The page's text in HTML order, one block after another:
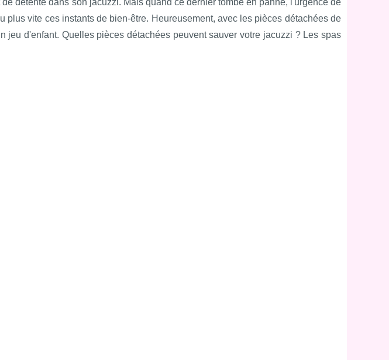
de détente dans son jacuzzi. Mais quand ce dernier tombe en panne, l'urgence de
plus vite ces instants de bien-être. Heureusement, avec les pièces détachées de
jeu d'enfant. Quelles pièces détachées peuvent sauver votre jacuzzi ? Les spas